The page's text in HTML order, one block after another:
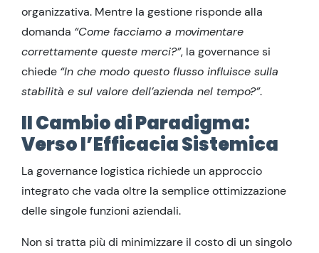
organizzativa. Mentre la gestione risponde alla
domanda “Come facciamo a movimentare
correttamente queste merci?”, la governance si
chiede “In che modo questo flusso influisce sulla
stabilità e sul valore dell’azienda nel tempo?”.
Il Cambio di Paradigma:
Verso l’Efficacia Sistemica
La governance logistica richiede un approccio
integrato che vada oltre la semplice ottimizzazione
delle singole funzioni aziendali.
Non si tratta più di minimizzare il costo di un singolo